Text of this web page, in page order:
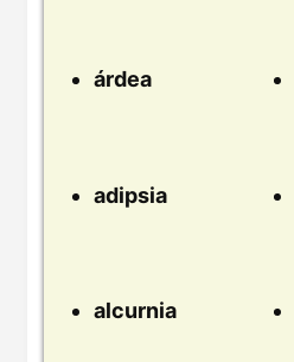
árdea
adipsia
alcurnia